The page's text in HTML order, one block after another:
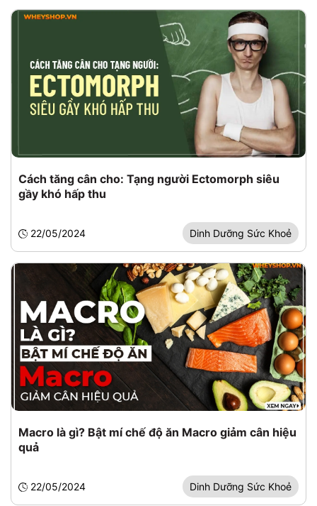
Cách tăng cân cho: Tạng người Ectomorph siêu
gầy khó hấp thu
22/05/2024 Dinh Dưỡng Sức Khoẻ
Macro là gì? Bật mí chế độ ăn Macro giảm cân hiệu
quả
22/05/2024 Dinh Dưỡng Sức Khoẻ